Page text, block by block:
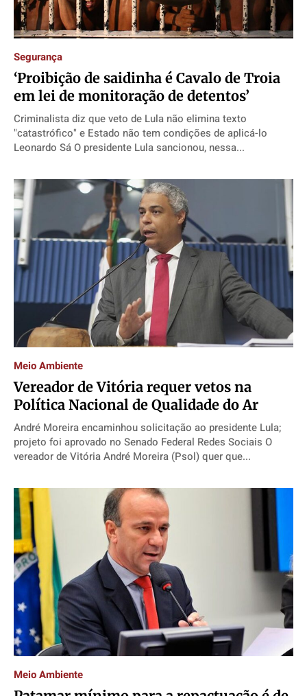
Segurança
‘Proibição de saidinha é Cavalo de Troia
em lei de monitoração de detentos’
Criminalista diz que veto de Lula não elimina texto
"catastrófico" e Estado não tem condições de aplicá-lo
Leonardo Sá O presidente Lula sancionou, nessa...
Meio Ambiente
Vereador de Vitória requer vetos na
Política Nacional de Qualidade do Ar
André Moreira encaminhou solicitação ao presidente Lula;
projeto foi aprovado no Senado Federal Redes Sociais O
vereador de Vitória André Moreira (Psol) quer que...
Meio Ambiente